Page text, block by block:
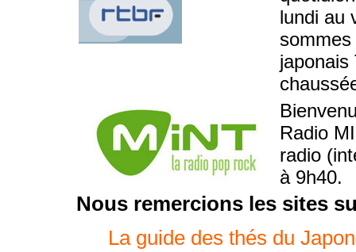
lundi au
japonais
Radio
radio
à 9h40.
Nous remercions les sites
La guide des thés du Japon